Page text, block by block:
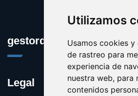
Utilizamos
Usamos cookies
de rastreo para
experiencia de
nuestra web, para
contenidos
gestordecuentas.com
Legal